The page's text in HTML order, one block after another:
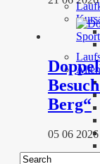
Berg“
05 06 2026